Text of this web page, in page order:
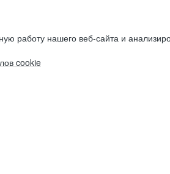
работу нашего веб-сайта и
cookie